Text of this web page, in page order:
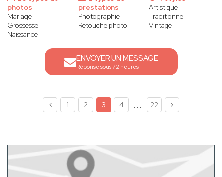
photos
Mariage
Grossesse
Naissance
prestations
Photographie
Retouche photo
Artistique
Traditionnel
Vintage
ENVOYER UN MESSAGE
Réponse sous 72 heures
1 2 3 4 ... 22